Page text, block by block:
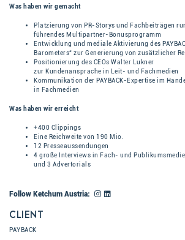
Was haben wir gemacht
Platzierung von PR-Storys und Fachbeiträgen
führendes Multipartner-Bonusprogramm
Entwicklung und mediale Aktivierung des
Barometers“ zur Generierung von zusätzlicher
Positionierung des CEOs Walter Lukner
zur Kundenansprache in Leit- und Fachmedien
Kommunikation der PAYBACK-Expertise im
in Fachmedien
Was haben wir erreicht
+400 Clippings
Eine Reichweite von 190 Mio.
12 Presseaussendungen
4 große Interviews in Fach- und
und 3 Advertorials
Follow Ketchum Austria:
CLIENT
PAYBACK